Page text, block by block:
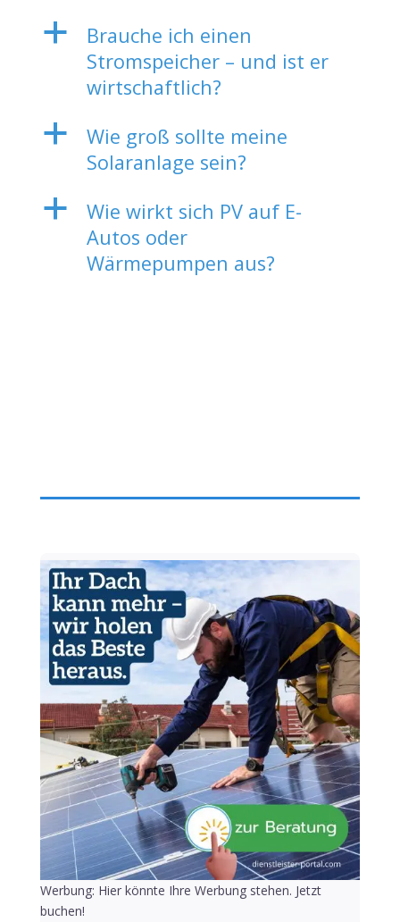
a
Brauche ich einen
Stromspeicher – und ist er
wirtschaftlich?
a
Wie groß sollte meine
Solaranlage sein?
a
Wie wirkt sich PV auf E-
Autos oder
Wärmepumpen aus?
Werbung: Hier könnte Ihre Werbung stehen. Jetzt
buchen!